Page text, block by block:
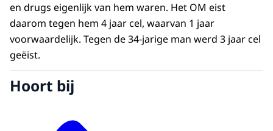
en drugs eigenlijk van hem waren. Het OM eist
daarom tegen hem 4 jaar cel, waarvan 1 jaar
voorwaardelijk. Tegen de 34-jarige man werd 3 jaar cel
geëist.
Hoort bij